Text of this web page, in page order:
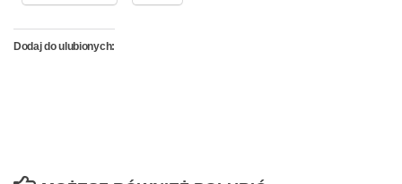
Dodaj do ulubionych: